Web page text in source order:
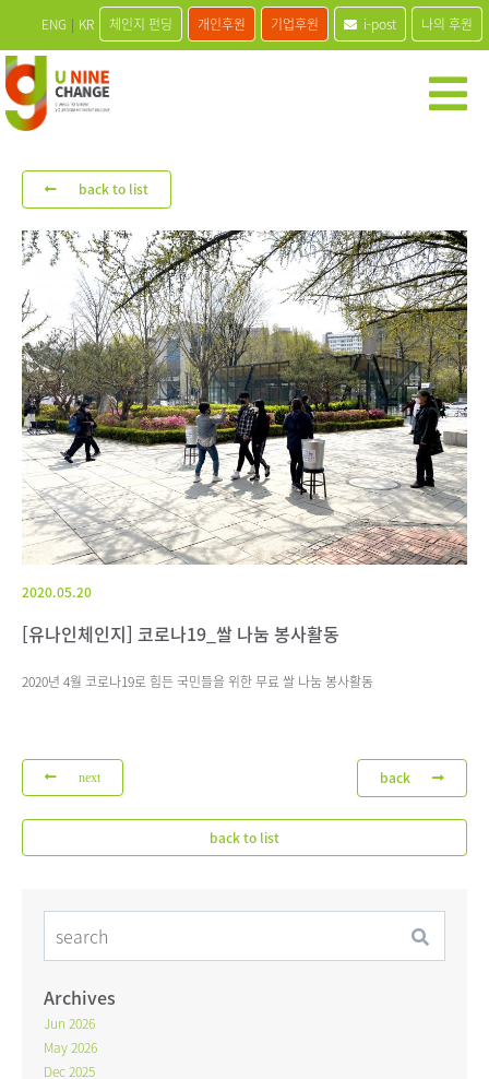
ENG | KR 체인지 펀딩 개인후원 기업후원 i-post 나의 후원
back to list
2020.05.20
[유나인체인지] 코로나19_쌀 나눔 봉사활동
2020년 4월 코로나19로 힘든 국민들을 위한 무료 쌀 나눔 봉사활동
back
next
back to list
Archives
Jun 2026
May 2026
Dec 2025